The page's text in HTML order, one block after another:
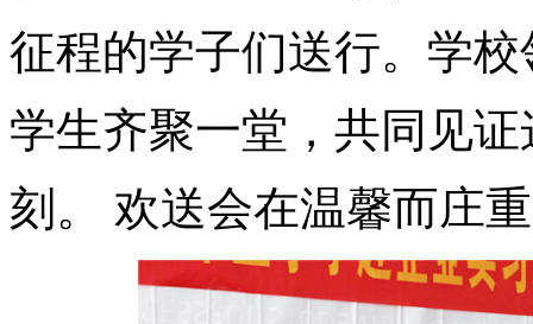
征程的学子们送行。学
学生齐聚一堂，共同见
刻。 欢送会在温馨而庄